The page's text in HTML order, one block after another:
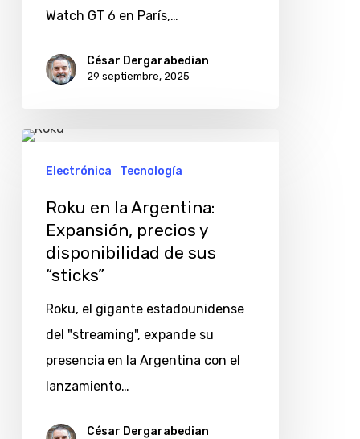
vanguardia
Watch GT 6 en París,…
César Dergarabedian
29 septiembre, 2025
Roku
Argentina:
Expansión,
precios
disponibilidad
Electrónica Tecnología
Roku en la Argentina:
Expansión, precios y
disponibilidad de sus
“sticks”
Roku, el gigante estadounidense
del "streaming", expande su
presencia en la Argentina con el
lanzamiento…
César Dergarabedian